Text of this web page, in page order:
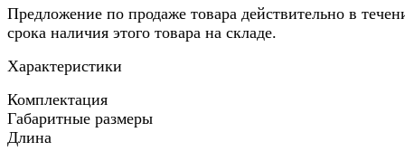
Предложение по продаже товара действительно в
срока наличия этого товара на складе.
Характеристики
Комплектация
Габаритные размеры
Длина